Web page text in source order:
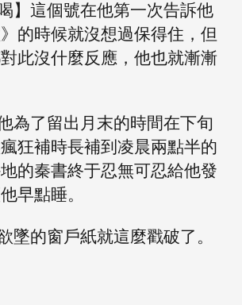
】這個號在他第一次告訴他
的時候就沒想過保得住，但
此沒什麼反應，他也就漸漸
為了留出月末的時間在下旬
狂補時長補到凌晨兩點半的
的秦書終于忍無可忍給他發
早點睡。
墜的窗戶紙就這麼戳破了。